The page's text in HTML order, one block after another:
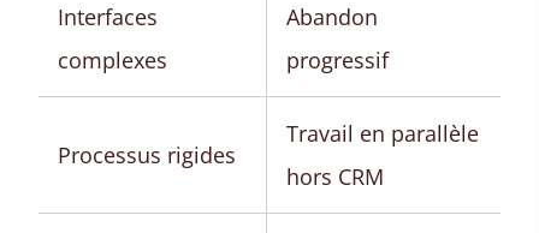
Interfaces
complexes
Abandon
progressif
Processus rigides
Travail en parallèle
hors CRM